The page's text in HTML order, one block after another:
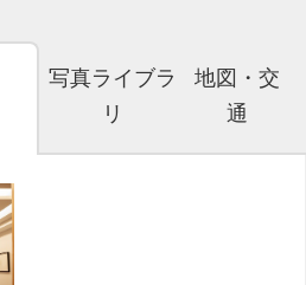
写真ライブラ
リ
地図・交
通